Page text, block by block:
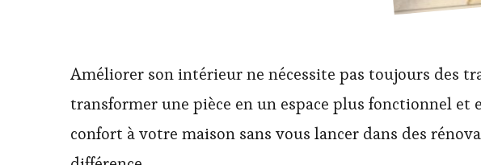
Améliorer son intérieur ne nécessite pas toujours des
transformer une pièce en un espace plus fonctionnel
confort à votre maison sans vous lancer dans des